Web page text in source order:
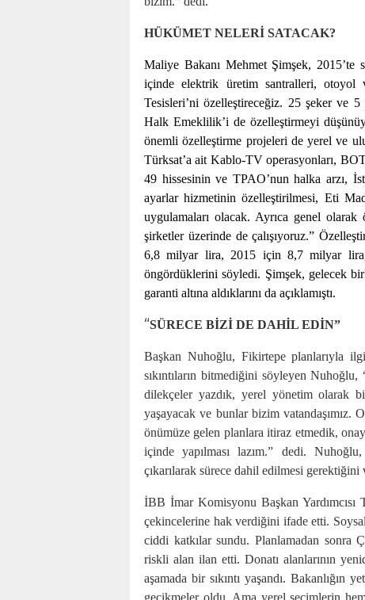
HÜKÜMET NELERİ SATACAK?
Maliye Bakanı Mehmet Şimşek, 2015’te
içinde elektrik üretim santralleri, otoyol
Tesisleri’ni özelleştireceğiz. 25 şeker ve
Halk Emeklilik’i de özelleştirmeyi
önemli özelleştirme projeleri de yerel ve
Türksat’a ait Kablo-TV operasyonları,
49 hissesinin ve TPAO’nun halka arzı,
ayarlar hizmetinin özelleştirilmesi, Eti
uygulamaları olacak. Ayrıca genel
şirketler üzerinde de çalışıyoruz.”
6,8 milyar lira, 2015 için 8,7 milyar
öngördüklerini söyledi. Şimşek, gelecek
garanti altına aldıklarını da açıklamıştı.
“SÜRECE BİZİ DE DAHİL EDİN”
Başkan Nuhoğlu, Fikirtepe planlarıyla
sıkıntıların bitmediğini söyleyen
dilekçeler yazdık, yerel yönetim olarak
yaşayacak ve bunlar bizim vatandaşımız.
önümüze gelen planlara itiraz etmedik,
içinde yapılması lazım.” dedi.
çıkarılarak sürece dahil edilmesi gerektiğini
İBB İmar Komisyonu Başkan
çekincelerine hak verdiğini ifade etti.
ciddi katkılar sundu. Planlamadan sonra
riskli alan ilan etti. Donatı alanlarının
aşamada bir sıkıntı yaşandı.
gecikmeler oldu. Ama yerel seçimlerin